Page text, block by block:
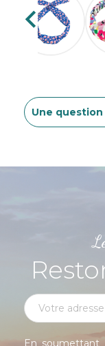

Une
En soumettant